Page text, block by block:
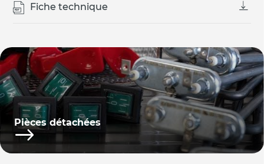
Fiche technique
Pièces détachées